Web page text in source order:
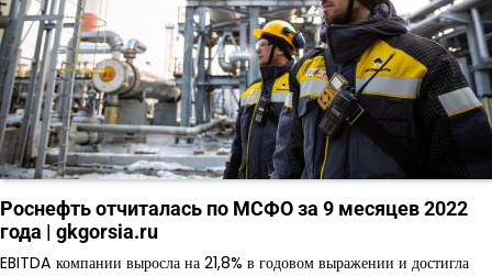
Роснефть отчиталась по МСФО за 9 месяцев 2022
года | gkgorsia.ru
EBITDA компании выросла на 21,8% в годовом выражении и достигла